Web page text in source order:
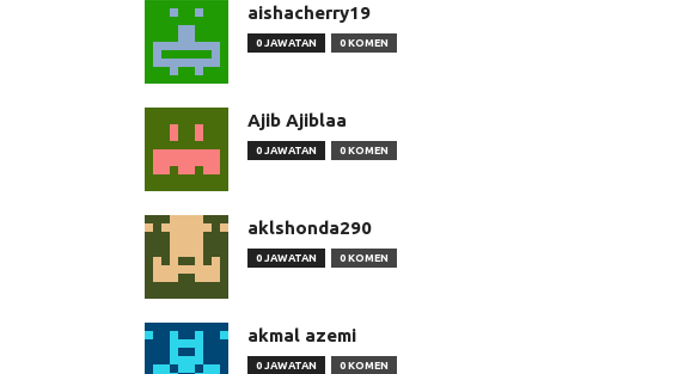
aishacherry19
0 JAWATAN 0 KOMEN
Ajib Ajiblaa
0 JAWATAN 0 KOMEN
aklshonda290
0 JAWATAN 0 KOMEN
akmal azemi
0 JAWATAN 0 KOMEN